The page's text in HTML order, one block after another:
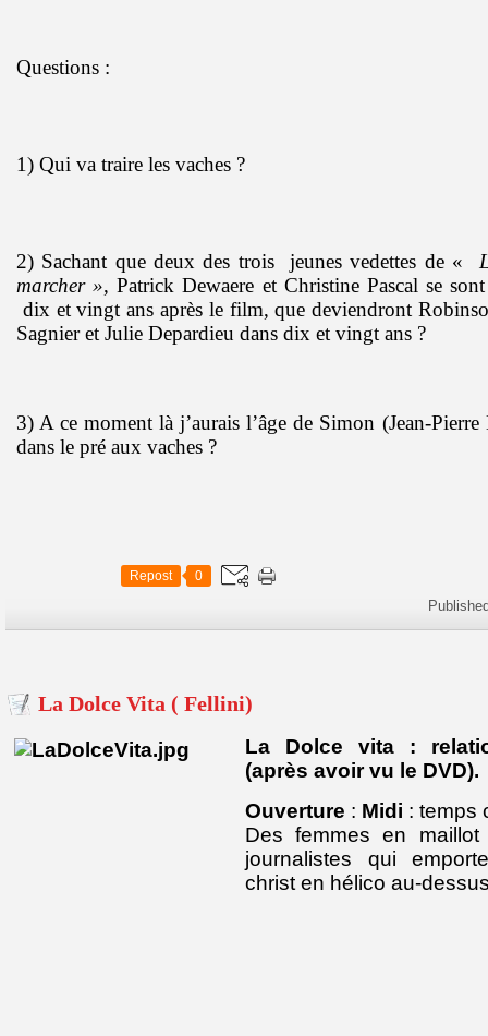
Questions :
1) Qui va traire les vaches ?
2) Sachant que deux des trois jeunes vedettes de «
marcher », Patrick Dewaere et Christine Pascal se
dix et vingt ans après le film, que deviendront
Sagnier et Julie Depardieu dans dix et vingt ans ?
3) A ce moment là j’aurais l’âge de Simon (Jean-
dans le pré aux vaches ?
Repost 0
La Dolce Vita ( Fellini)
La Dolce vita :
(après avoir vu le DVD).
Ouverture : Midi : temps
Des femmes en
journalistes qui
christ en hélico au-